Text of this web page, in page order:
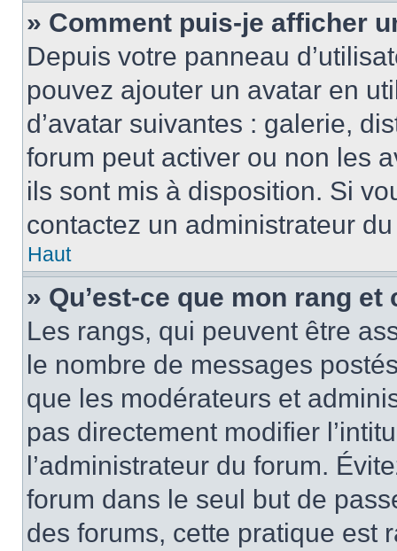
» Comment puis-je afficher
Depuis votre panneau
pouvez ajouter un avatar en
d’avatar suivantes : galerie,
forum peut activer ou non les
ils sont mis à disposition. Si
contactez un administrateur
Haut
» Qu’est-ce que mon rang
Les rangs, qui peuvent être
le nombre de messages
que les modérateurs et
pas directement modifier
l’administrateur du forum.
forum dans le seul but de
des forums, cette pratique est